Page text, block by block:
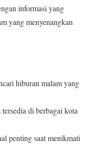
informasi yang
yang menyenangkan
hiburan malam yang
di berbagai kota
penting saat menikmati